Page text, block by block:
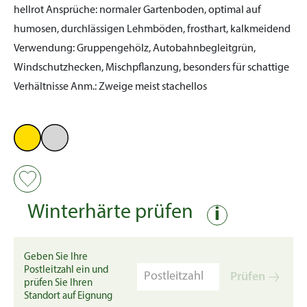
hellrotAnsprüche: normaler Gartenboden, optimal auf
humosen, durchlässigen Lehmböden, frosthart, kalkmeidend
Verwendung:Gruppengehölz, Autobahnbegleitgrün,
Windschutzhecken, Mischpflanzung, besonders für schattige
VerhältnisseAnm.:Zweige meist stachellos
Winterhärte prüfen i
Geben Sie Ihre
Postleitzahl ein und
prüfen Sie Ihren
Standort auf Eignung
Prüfen